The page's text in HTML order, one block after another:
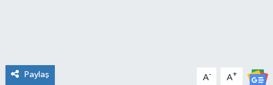
Paylaş A- A+